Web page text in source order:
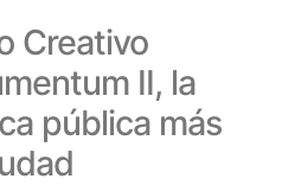
Creativo
II, la
pública más